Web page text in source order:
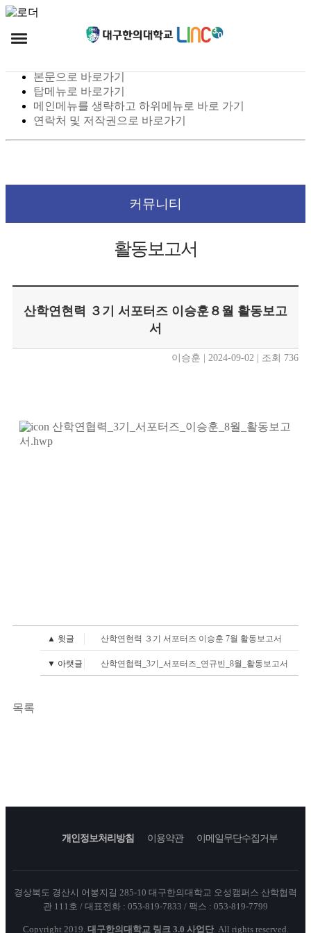
스킵 네비게이션
본문으로 바로가기
탑메뉴로 바로가기
메인메뉴를 생략하고 하위메뉴로 바로 가기
연락처 및 저작권으로 바로가기
커뮤니티
활동보고서
산학연현력 ３기 서포터즈 이승훈８월 활동보고
서
이승훈 | 2024-09-02 | 조회 736
산학연협력_3기_서포터즈_이승훈_8월_활동보고
서.hwp
▲ 윗글 산학연현력 ３기 서포터즈 이승훈 7월 활동보고서
▼ 아랫글 산학연협력_3기_서포터즈_연규빈_8월_활동보고서
목록
개인정보처리방침 이용약관 이메일무단수집거부
경상북도 경산시 어봉지길 285-10 대구한의대학교 오성캠퍼스 산학협력
관 111호 / 대표전화 : 053-819-7833 / 팩스 : 053-819-7799
Copyright 2019. 대구한의대학교 링크 3.0 사업단. All rights reserved.